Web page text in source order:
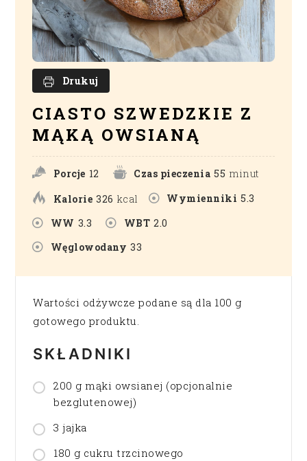
Drukuj
CIASTO SZWEDZKIE Z
MĄKĄ OWSIANĄ
Porcje 12 Czas pieczenia 55 minut
Kalorie 326 kcal Wymienniki 5.3
WW 3.3 WBT 2.0
Węglowodany 33
Wartości odżywcze podane są dla 100 g
gotowego produktu.
SKŁADNIKI
200 g mąki owsianej (opcjonalnie
bezglutenowej)
3 jajka
180 g cukru trzcinowego